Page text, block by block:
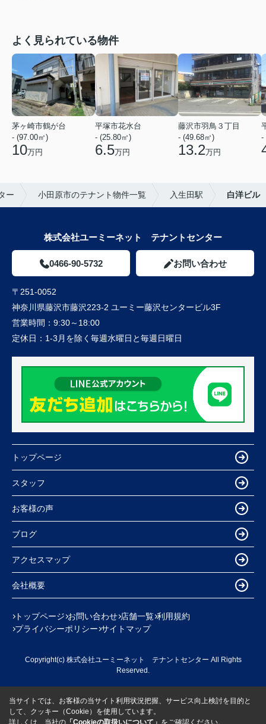
よく見られている物件
茅ヶ崎市鶴が台
- (97.00㎡)
10万円
平塚市花水台
- (25.80㎡)
6.5万円
藤沢市羽鳥３丁目
- (49.68㎡)
13.2万円
-
ー 小田原市のテナント物件一覧 入生田駅 白洋ビル
株式会社ユーミーネット テナントセンター
0466-90-5732 お問い合わせ
〒251-0052
神奈川県藤沢市藤沢223-2 ユーミー藤沢センタービル3F
営業時間： 9:30～18:00
定休日： 1-3月を除く毎週水曜日と毎週日曜日
トップページ
スタッフ
お客様の声
ブログ
アクセスマップ
会社概要
トップページ お問い合わせ 店舗一覧 利用規約
プライバシーポリシー サイトマップ
Copyright(c) 株式会社ユーミーネット テナントセンター All Rights
Reserved.
当サイトでは、お客様の当サイト利用状況把握、サービス向上検討を目的と
して、クッキー（Cookie）を使用しています。
詳しくは、当社の 「Cookieの取扱いについて」 をご確認ください。